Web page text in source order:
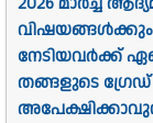
നേടിയവർക്ക്
തങ്ങളുടെ ഗ്രേഡ്